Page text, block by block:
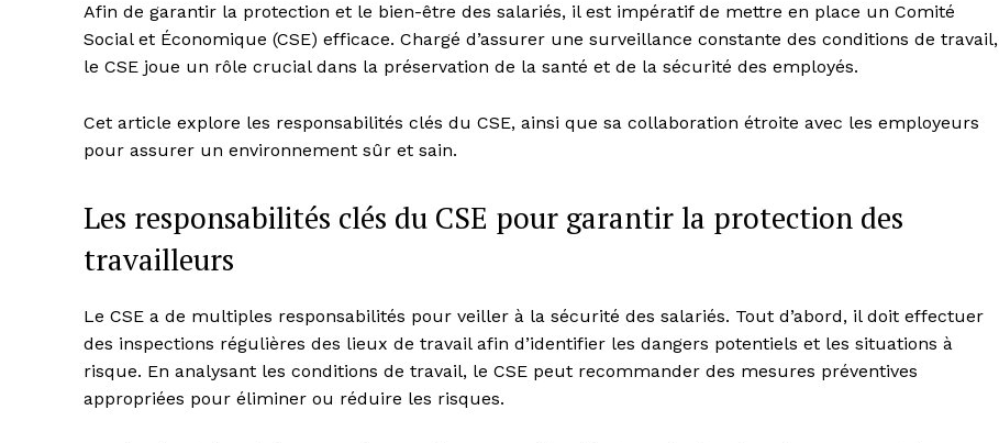
Afin de garantir la protection et le bien-être des salariés, il est impératif de mettre en place un Comité
Social et Économique (CSE) efficace. Chargé d’assurer une surveillance constante des conditions de travail,
le CSE joue un rôle crucial dans la préservation de la santé et de la sécurité des employés.
Cet article explore les responsabilités clés du CSE, ainsi que sa collaboration étroite avec les employeurs
pour assurer un environnement sûr et sain.
Les responsabilités clés du CSE pour garantir la protection des
travailleurs
Le CSE a de multiples responsabilités pour veiller à la sécurité des salariés. Tout d’abord, il doit effectuer
des inspections régulières des lieux de travail afin d’identifier les dangers potentiels et les situations à
risque. En analysant les conditions de travail, le CSE peut recommander des mesures préventives
appropriées pour éliminer ou réduire les risques.